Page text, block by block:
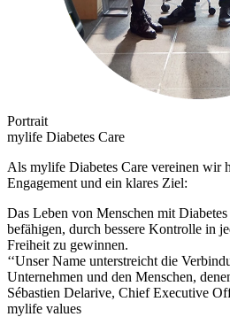
Portrait
mylife Diabetes Care
Als mylife Diabetes Care vereinen wir
Engagement und ein klares Ziel:
Das Leben von Menschen mit Diabetes
befähigen, durch bessere Kontrolle in
Freiheit zu gewinnen.
‘‘Unser Name unterstreicht die
Unternehmen und den Menschen,
Sébastien Delarive, Chief Executive
mylife values